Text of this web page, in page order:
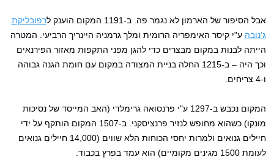
אבל הסיפור של הארמון לא נגמר פה. ב-1191 המקום הוענק ל
רפובליקת
ג'נובה ע"י קיסר האימפריה הרומית ומלך גרמניה היינריך הרביעי. המטרה
הייתה לבנות במקום מבצרים כדי להגן מפני התקפות מאזור הפירנאים
וכך היה – ב-1215 החלה בניית המצודה במקום עם חומת הגנה גבוהה
ו-4 צריחים.
המקום נכבש ב-1297 ע"י פרנסואה גרימלדי (האב המייסד של נסיכות
מונקו) כשהוא מחופש לנזיר פרנציסקני. ב-1507 המקום הותקף על ידי
חיילים גנואים ולמרות יחסי הכוחות הלא שווים (14,000 חיילים גנואים
לעומת 1500 מגינים מקומיים) הוא עמד בפרץ בכבוד.